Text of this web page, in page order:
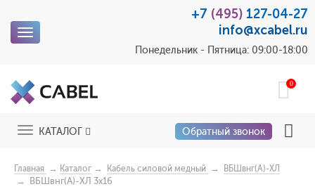
Toggle
+7 (495) 127-04-27
info@xcabel.ru
Понедельник - Пятница: 09:00-18:00
0
ToggleКАТАЛОГ Обратный звонок
Главная → Каталог → Кабель силовой медный → ВБШвнг(А)-ХЛ
→ ВБШвнг(А)-ХЛ 3х16